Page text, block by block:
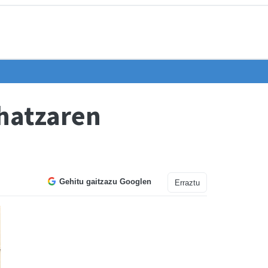
Gehitu gaitzazu Googlen Erraztu